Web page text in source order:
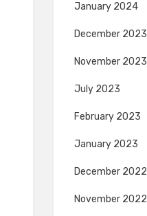
January 2024
December 2023
November 2023
July 2023
February 2023
January 2023
December 2022
November 2022